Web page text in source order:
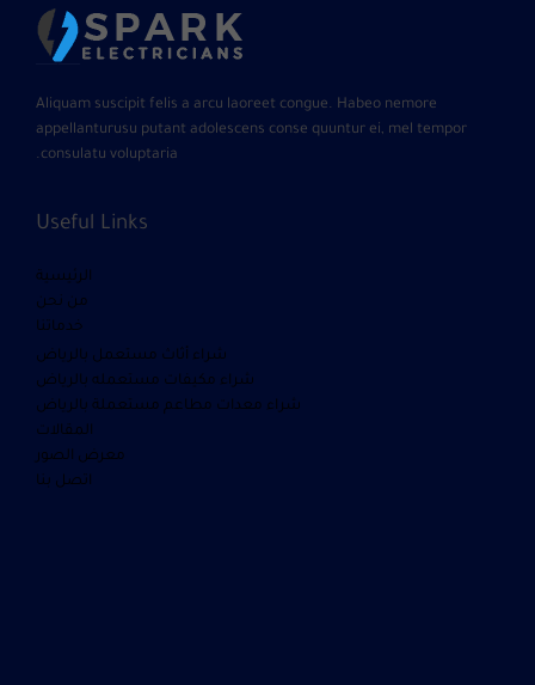
Aliquam suscipit felis a arcu laoreet congue. Habeo nemore
appellanturusu putant adolescens conse quuntur ei, mel tempor
consulatu voluptaria.
Useful Links
الرئيسية
من نحن
خدماتنا
شراء أثاث مستعمل بالرياض
شراء مكيفات مستعمله بالرياض
شراء معدات مطاعم مستعملة بالرياض
المقالات
معرض الصور
اتصل بنا